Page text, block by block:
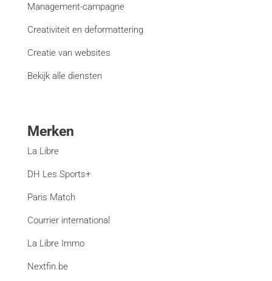
Management-campagne
Creativiteit en deformattering
Creatie van websites
Bekijk alle diensten
Merken
La Libre
DH Les Sports+
Paris Match
Courrier international
La Libre Immo
Nextfin.be